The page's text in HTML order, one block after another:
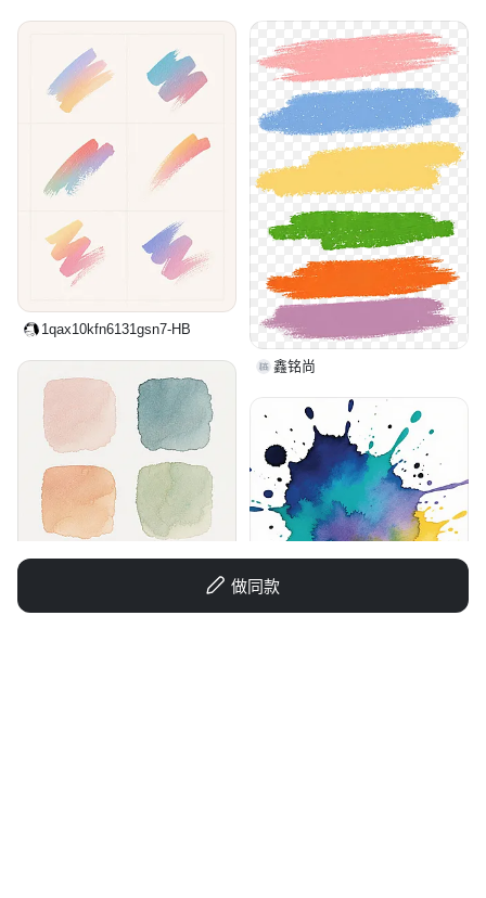
做同款
1qax10kfn6131gsn7-HB
鑫铭尚